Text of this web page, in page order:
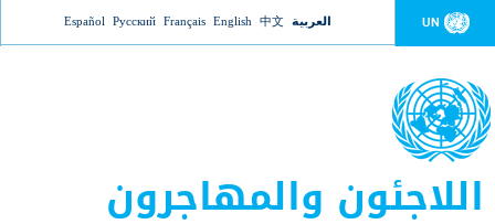
Jump to navigation UN العربية 中文
English
Français
Русский
Español
اللاجئون والمهاجرون